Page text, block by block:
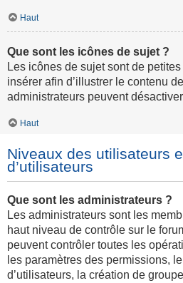
Haut
Que sont les icônes de sujet ?
Les icônes de sujet sont de
insérer afin d’illustrer le contenu
administrateurs peuvent
Haut
Niveaux des utilisateurs
d’utilisateurs
Que sont les administrateurs ?
Les administrateurs sont les
haut niveau de contrôle sur le
peuvent contrôler toutes les
les paramètres des permissions,
d’utilisateurs, la création de